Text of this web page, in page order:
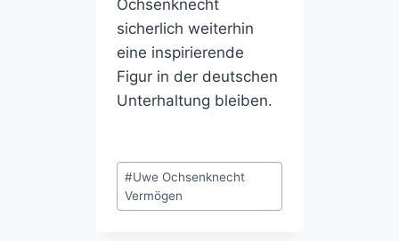
Ochsenknecht
sicherlich weiterhin
eine inspirierende
Figur in der deutschen
Unterhaltung bleiben.
Post
Tags:
#Uwe Ochsenknecht
Vermögen